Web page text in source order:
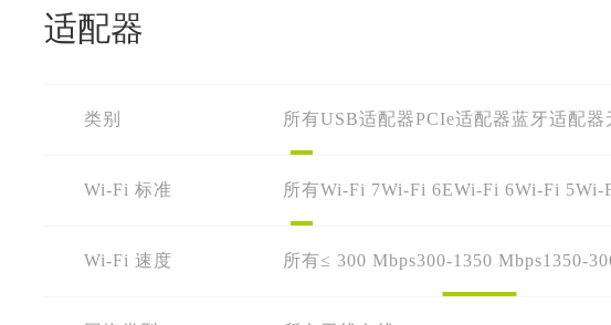
适配器
类别 所有USB适配器PCIe适配器蓝牙适配器
Wi-Fi 标准 所有Wi-Fi 7Wi-Fi 6EWi-Fi 6Wi-Fi 5Wi-
Wi-Fi 速度 所有≤ 300 Mbps300-1350 Mbps1350-